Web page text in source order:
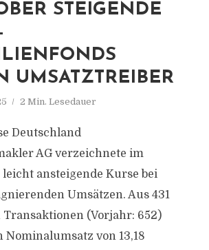
STEIGENDE
UMSATZTREIBER
2 Min. Lesedauer
Deutschland
AG verzeichnete im
leicht ansteigende Kurse bei
Umsätzen. Aus 431
(Vorjahr: 652)
von 13,18